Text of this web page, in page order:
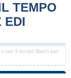
TEMPO
EDI
per il tempo libero per